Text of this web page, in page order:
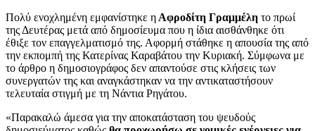
Πολύ ενοχλημένη εμφανίστηκε η Αφροδίτη Γραμμέλη το πρωί
της Δευτέρας μετά από δημοσίευμα που η ίδια αισθάνθηκε ότι
έθιξε τον επαγγελματισμό της. Αφορμή στάθηκε η απουσία της από
την εκπομπή της Κατερίνας Καραβάτου την Κυριακή. Σύμφωνα με
το άρθρο η δημοσιογράφος δεν απαντούσε στις κλήσεις των
συνεργατών της και αναγκάστηκαν να την αντικαταστήσουν
τελευταία στιγμή με τη Νάντια Ρηγάτου.
«Παρακαλώ άμεσα για την αποκατάσταση του ψευδούς